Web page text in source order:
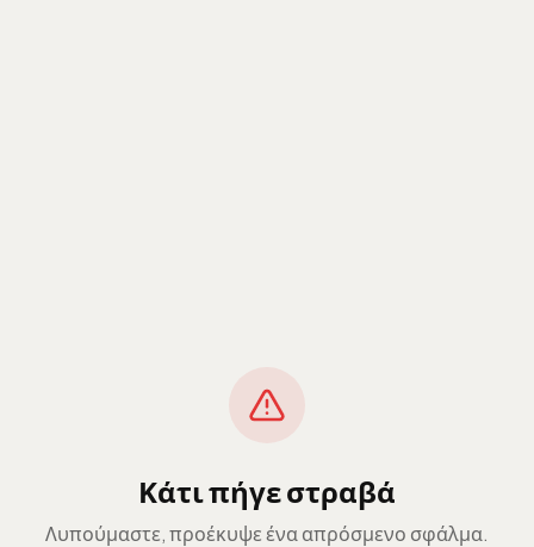
Κάτι πήγε στραβά
Λυπούμαστε, προέκυψε ένα απρόσμενο σφάλμα.